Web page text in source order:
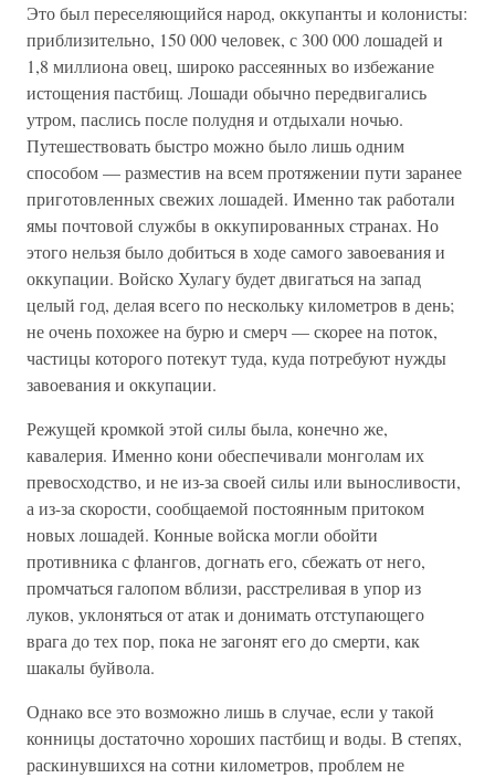
Это был переселяющийся народ, оккупанты и колонисты:
приблизительно, 150 000 человек, с 300 000 лошадей и
1,8 миллиона овец, широко рассеянных во избежание
истощения пастбищ. Лошади обычно передвигались
утром, паслись после полудня и отдыхали ночью.
Путешествовать быстро можно было лишь одним
способом — разместив на всем протяжении пути заранее
приготовленных свежих лошадей. Именно так работали
ямы почтовой службы в оккупированных странах. Но
этого нельзя было добиться в ходе самого завоевания и
оккупации. Войско Хулагу будет двигаться на запад
целый год, делая всего по нескольку километров в день;
не очень похожее на бурю и смерч — скорее на поток,
частицы которого потекут туда, куда потребуют нужды
завоевания и оккупации.
Режущей кромкой этой силы была, конечно же,
кавалерия. Именно кони обеспечивали монголам их
превосходство, и не из-за своей силы или выносливости,
а из-за скорости, сообщаемой постоянным притоком
новых лошадей. Конные войска могли обойти
противника с флангов, догнать его, сбежать от него,
промчаться галопом вблизи, расстреливая в упор из
луков, уклоняться от атак и донимать отступающего
врага до тех пор, пока не загонят его до смерти, как
шакалы буйвола.
Однако все это возможно лишь в случае, если у такой
конницы достаточно хороших пастбищ и воды. В степях,
раскинувшихся на сотни километров, проблем не